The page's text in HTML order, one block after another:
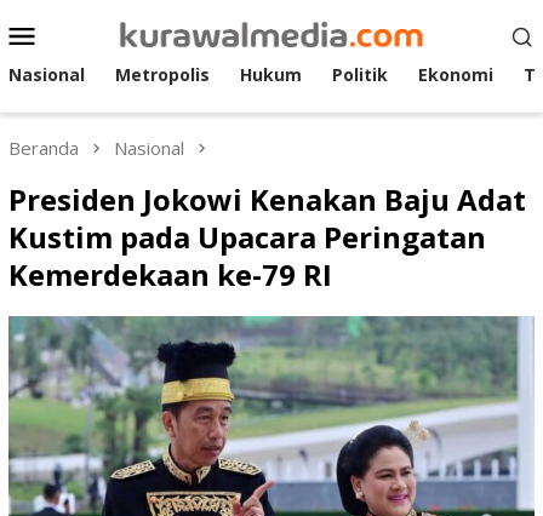
ke
konten
Menu
Mobile
Nasional Metropolis Hukum Politik Ekonomi
Beranda Nasional
Presiden Jokowi Kenakan Baju Adat
Kustim pada Upacara Peringatan
Kemerdekaan ke-79 RI